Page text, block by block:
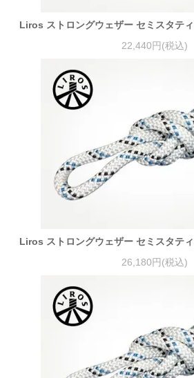
Liros ストロングウェザー セミスタテ
22,440円(税込)
Liros ストロングウェザー セミスタテ
26,180円(税込)